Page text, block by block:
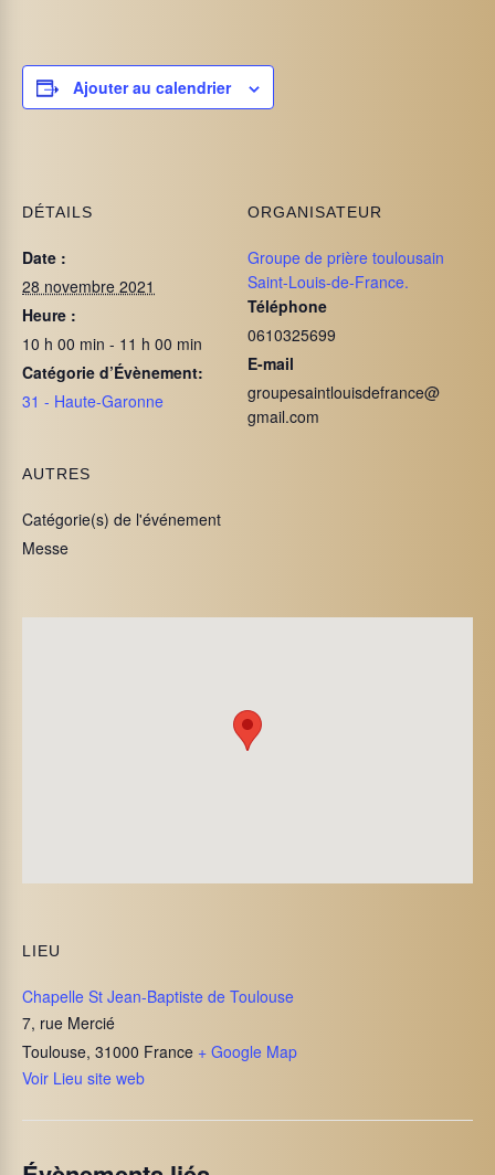
Ajouter au calendrier
DÉTAILS
Date :
28 novembre 2021
Heure :
10 h 00 min - 11 h 00 min
Catégorie d’Évènement:
31 - Haute-Garonne
ORGANISATEUR
Groupe de prière toulousain
Saint-Louis-de-France.
Téléphone
0610325699
E-mail
groupesaintlouisdefrance@
gmail.com
AUTRES
Catégorie(s) de l'événement
Messe
LIEU
Chapelle St Jean-Baptiste de Toulouse
7, rue Mercié
Toulouse, 31000 France + Google Map
Voir Lieu site web